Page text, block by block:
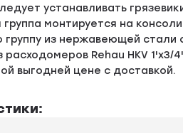
устанавливать
группа монтируется на
группу из нержавеющей стали
расходомеров Rehau HKV
выгодней цене с доставкой.